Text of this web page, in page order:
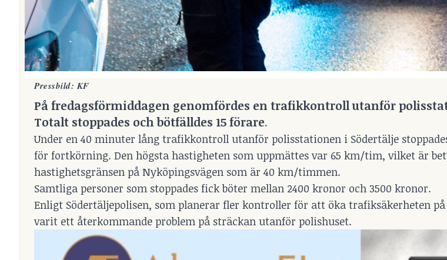
Pressbild: KF
På fredagsförmiddagen genomfördes en trafikkontroll utanför
Totalt stoppades och bötfälldes 15 förare.
Under en 40 minuter lång trafikkontroll utanför polisstationen i Södertälje
för fortkörning. Den högsta hastigheten som uppmättes var 65 km/tim, vilket är
hastighetsgränsen på Nyköpingsvägen som är 40 km/timmen.
Samtliga personer som stoppades fick böter mellan 2400 kronor och 3500 kronor.
Enligt Södertäljepolisen, som planerar fler kontroller för att öka trafiksäkerheten
varit ett återkommande problem på sträckan utanför polishuset.